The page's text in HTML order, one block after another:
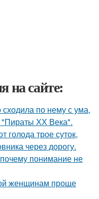
на сайте:
по нему с ума,
ХХ Века".
трое суток,
через дорогу.
понимание не
женщинам проще